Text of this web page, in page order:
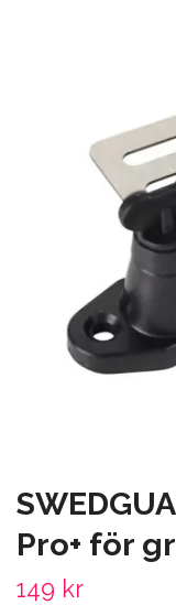
Pro+ för
149 kr